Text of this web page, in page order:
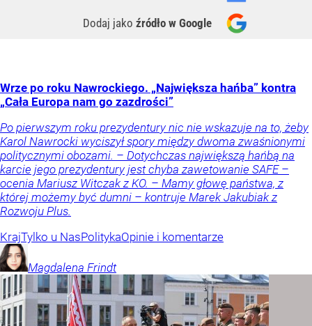
Dodaj jako źródło w Google
Wrze po roku Nawrockiego. „Największa hańba” kontra
„Cała Europa nam go zazdrości”
Po pierwszym roku prezydentury nic nie wskazuje na to, żeby
Karol Nawrocki wyciszył spory między dwoma zwaśnionymi
politycznymi obozami. – Dotychczas największą hańbą na
karcie jego prezydentury jest chyba zawetowanie SAFE –
ocenia Mariusz Witczak z KO. – Mamy głowę państwa, z
której możemy być dumni – kontruje Marek Jakubiak z
Rozwoju Plus.
KrajTylko u NasPolitykaOpinie i komentarze
Magdalena Frindt